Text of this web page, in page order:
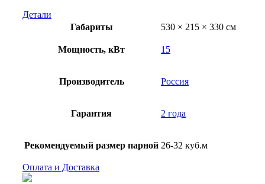
Детали
Габариты
530 × 215 × 330 см
Мощность, кВт 15
Производитель Россия
Гарантия 2 года
Рекомендуемый размер парной 26-32 куб.м
Оплата и Доставка